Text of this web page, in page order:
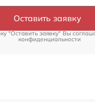
Оставить заявку
"Оставить заявку" Вы
конфиденциальности